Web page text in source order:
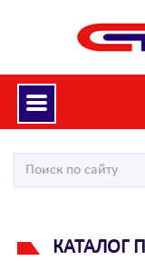
Toggle
navigation
КАТАЛОГ